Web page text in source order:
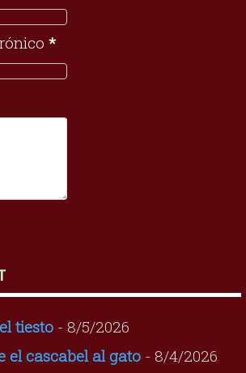
*
tiesto- 8/5/2026
el cascabel al gato- 8/4/2026